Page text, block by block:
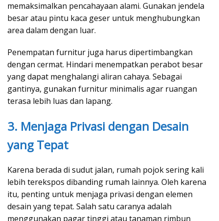
memaksimalkan pencahayaan alami. Gunakan jendela
besar atau pintu kaca geser untuk menghubungkan
area dalam dengan luar.
Penempatan furnitur juga harus dipertimbangkan
dengan cermat. Hindari menempatkan perabot besar
yang dapat menghalangi aliran cahaya. Sebagai
gantinya, gunakan furnitur minimalis agar ruangan
terasa lebih luas dan lapang.
3. Menjaga Privasi dengan Desain
yang Tepat
Karena berada di sudut jalan, rumah pojok sering kali
lebih terekspos dibanding rumah lainnya. Oleh karena
itu, penting untuk menjaga privasi dengan elemen
desain yang tepat. Salah satu caranya adalah
menggunakan pagar tinggi atau tanaman rimbun